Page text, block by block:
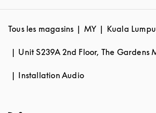
Tous les magasins MY Kuala
Unit S239A 2nd Floor, The Gardens
Installation Audio